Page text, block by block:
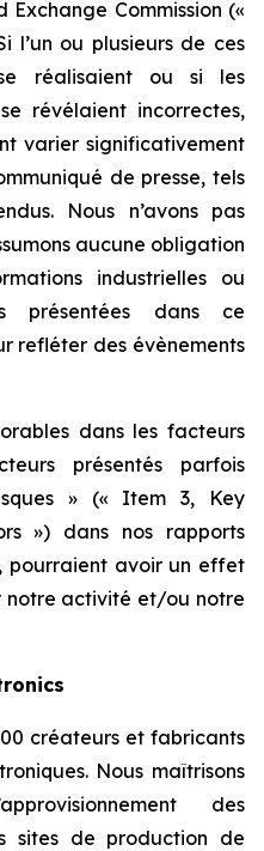
Commission («
l’un ou plusieurs de ces
réalisaient ou si les
révélaient incorrectes,
varier significativement
de presse, tels
Nous n’avons pas
aucune obligation
industrielles ou
présentées dans ce
refléter des évènements
dans les facteurs
présentés parfois
» (« Item 3, Key
») dans nos rapports
pourraient avoir un effet
activité et/ou notre
créateurs et fabricants
Nous maîtrisons
des
sites de production de